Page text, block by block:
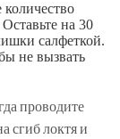
на 30
салфеткой.
не вызвать
проводите
сгиб локтя и